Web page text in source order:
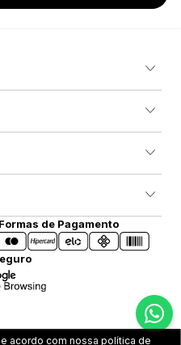
Formas de Pagamento
acordo com nossa política de